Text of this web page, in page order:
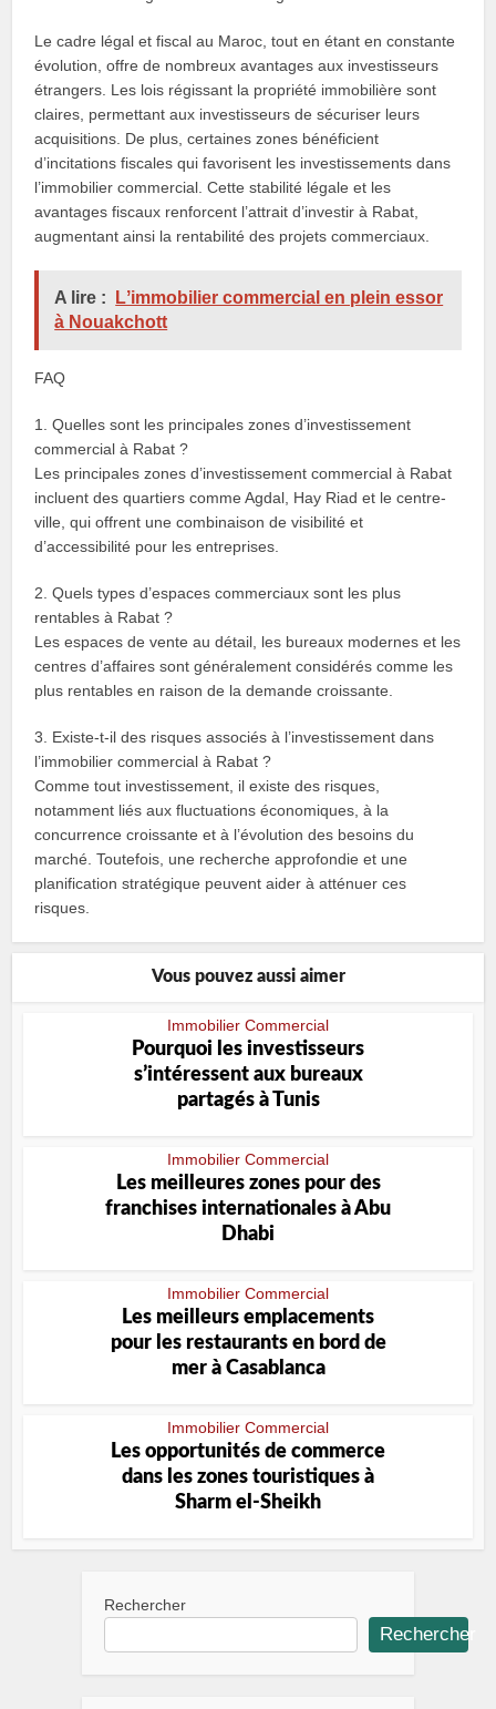
Le cadre légal et fiscal au Maroc, tout en étant en constante
évolution, offre de nombreux avantages aux investisseurs
étrangers. Les lois régissant la propriété immobilière sont
claires, permettant aux investisseurs de sécuriser leurs
acquisitions. De plus, certaines zones bénéficient
d’incitations fiscales qui favorisent les investissements dans
l’immobilier commercial. Cette stabilité légale et les
avantages fiscaux renforcent l’attrait d’investir à Rabat,
augmentant ainsi la rentabilité des projets commerciaux.
A lire :
Lʼimmobilier commercial en plein essor
à Nouakchott
FAQ
1. Quelles sont les principales zones d’investissement
commercial à Rabat ?
Les principales zones d’investissement commercial à Rabat
incluent des quartiers comme Agdal, Hay Riad et le centre-
ville, qui offrent une combinaison de visibilité et
d’accessibilité pour les entreprises.
2. Quels types d’espaces commerciaux sont les plus
rentables à Rabat ?
Les espaces de vente au détail, les bureaux modernes et les
centres d’affaires sont généralement considérés comme les
plus rentables en raison de la demande croissante.
3. Existe-t-il des risques associés à l’investissement dans
l’immobilier commercial à Rabat ?
Comme tout investissement, il existe des risques,
notamment liés aux fluctuations économiques, à la
concurrence croissante et à l’évolution des besoins du
marché. Toutefois, une recherche approfondie et une
planification stratégique peuvent aider à atténuer ces
risques.
Vous pouvez aussi aimer
Immobilier Commercial
Pourquoi les investisseurs
sʼintéressent aux bureaux
partagés à Tunis
Immobilier Commercial
Les meilleures zones pour des
franchises internationales à Abu
Dhabi
Immobilier Commercial
Les meilleurs emplacements
pour les restaurants en bord de
mer à Casablanca
Immobilier Commercial
Les opportunités de commerce
dans les zones touristiques à
Sharm el-Sheikh
Rechercher
Rechercher